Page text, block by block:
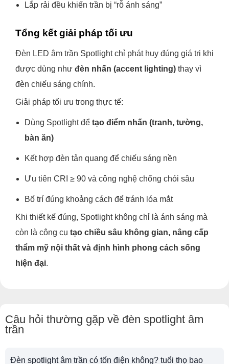
Lắp rải đều khiến trần bị “rỗ ánh sáng”
Tổng kết giải pháp tối ưu
Đèn LED âm trần Spotlight chỉ phát huy đúng giá trị khi
được dùng như đèn nhấn (accent lighting) thay vì
đèn chiếu sáng chính.
Giải pháp tối ưu trong thực tế:
Dùng Spotlight để tạo điểm nhấn (tranh, tường,
bàn ăn)
Kết hợp đèn tản quang để chiếu sáng nền
Ưu tiên CRI ≥ 90 và công nghệ chống chói sâu
Bố trí đúng khoảng cách để tránh lóa mắt
Khi thiết kế đúng, Spotlight không chỉ là ánh sáng mà
còn là công cụ tạo chiều sâu không gian, nâng cấp
thẩm mỹ nội thất và định hình phong cách sống
hiện đại.
Câu hỏi thường gặp về đèn spotlight âm
trần
Đèn spotlight âm trần có tốn điện không? tuổi thọ bao